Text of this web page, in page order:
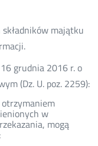
majątku
grudnia 2016 r. o
(Dz. U. poz. 2259):
w
mogą